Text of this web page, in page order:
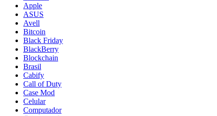
Apple
ASUS
Avell
Bitcoin
Black Friday
BlackBerry
Blockchain
Brasil
Cabify
Call of Duty
Case Mod
Celular
Computador